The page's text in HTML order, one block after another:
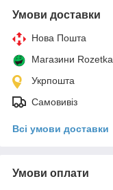
Умови доставки
Нова Пошта
Магазини Rozetka
Укрпошта
Самовивіз
Всі умови доставки
Умови оплати